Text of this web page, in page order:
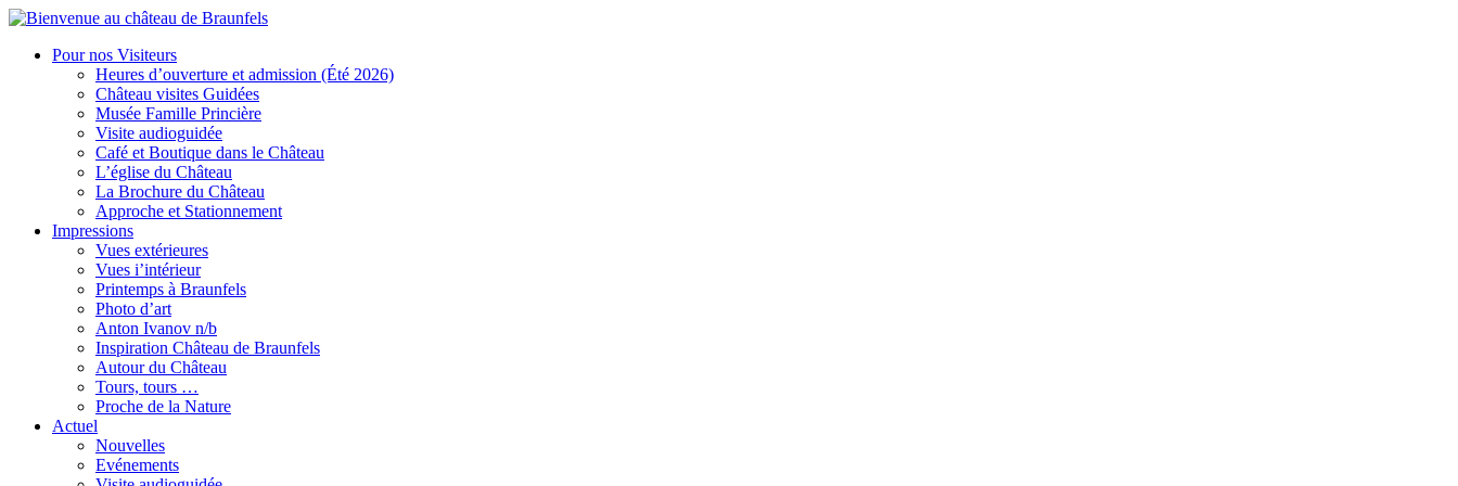
Pour nos Visiteurs
Heures d’ouverture et admission (Été 2026)
Château visites Guidées
Musée Famille Princière
Visite audioguidée
Café et Boutique dans le Château
L’église du Château
La Brochure du Château
Approche et Stationnement
Impressions
Vues extérieures
Vues i’intérieur
Printemps à Braunfels
Photo d’art
Anton Ivanov n/b
Inspiration Château de Braunfels
Autour du Château
Tours, tours …
Proche de la Nature
Actuel
Nouvelles
Evénements